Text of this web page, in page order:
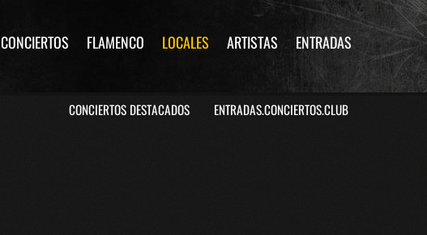
CONCIERTOS FLAMENCO LOCALES ARTISTAS ENTRADAS
CONCIERTOS DESTACADOS ENTRADAS.CONCIERTOS.CLUB